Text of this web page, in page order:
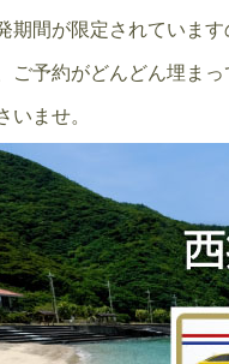
期間が限定されています
ご予約がどんどん埋まっ
いませ。